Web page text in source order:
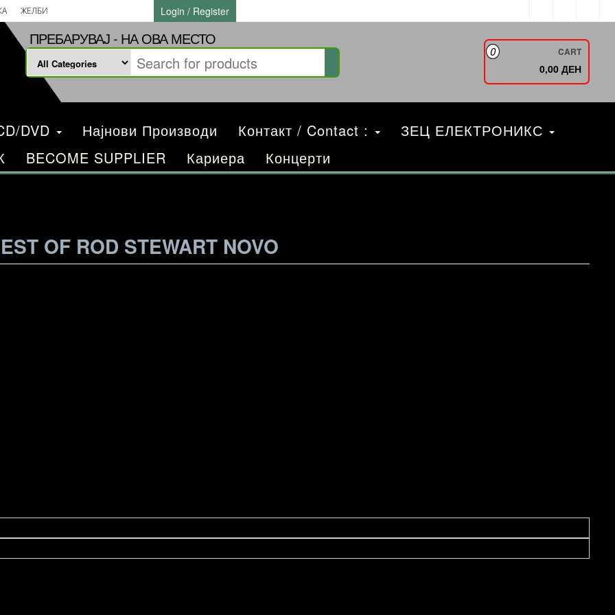
ЖЕЛБИ Login / Register
ПРЕБАРУВАЈ - НА ОВА МЕСТО
0 CART
0,00 ДЕН
DVD Најнови Производи Контакт / Contact :
ЗЕЦ ЕЛЕКТРОНИКС
BECOME SUPPLIER Кариера Концерти
OF ROD STEWART NOVO